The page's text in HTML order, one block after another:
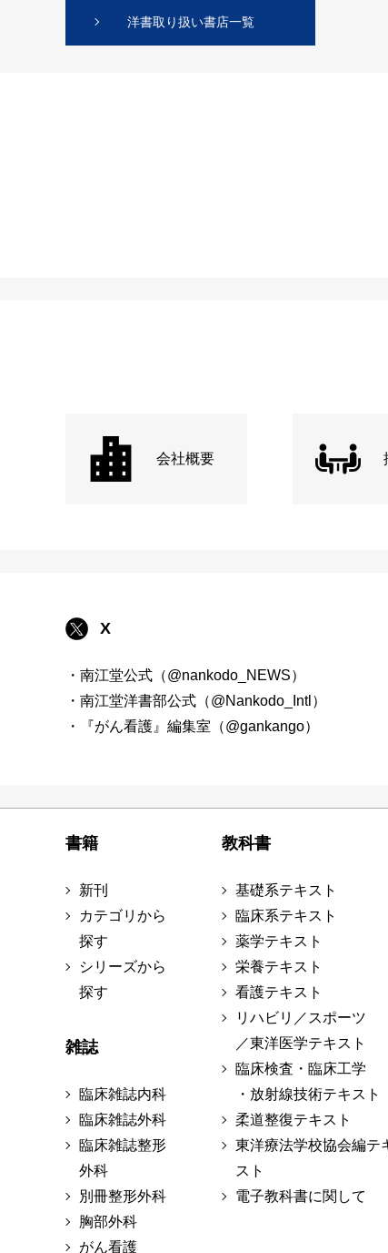
洋書取り扱い書店一覧
会社概要
X
・南江堂公式（@nankodo_NEWS）
・南江堂洋書部公式（@Nankodo_Intl）
・『がん看護』編集室（@gankango）
書籍
新刊
カテゴリから
探す
シリーズから
探す
雑誌
臨床雑誌内科
臨床雑誌外科
臨床雑誌整形
外科
別冊整形外科
胸部外科
がん看護
教科書
基礎系テキスト
臨床系テキスト
薬学テキスト
栄養テキスト
看護テキスト
リハビリ／スポーツ
／東洋医学テキスト
臨床検査・臨床工学
・放射線技術テキスト
柔道整復テキスト
東洋療法学校協会編テ
スト
電子教科書に関して